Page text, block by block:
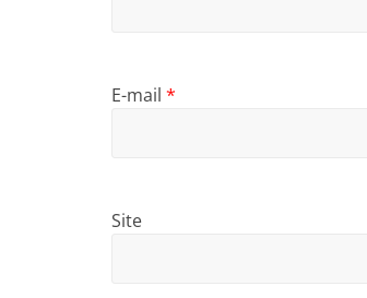
E-mail *
Site